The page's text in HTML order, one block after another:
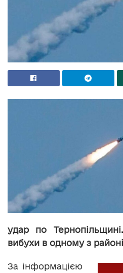
удар по
вибухи в одному з
За інформацією